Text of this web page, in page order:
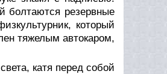
болтаются резервные
который
тяжелым автокаром,
катя перед собой